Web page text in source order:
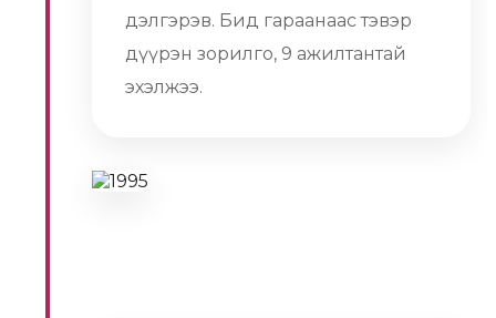
дэлгэрэв. Бид гараанаас тэвэр
дүүрэн зорилго, 9 ажилтантай
эхэлжээ.